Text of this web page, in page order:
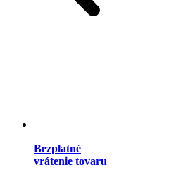
Bezplatné
vrátenie tovaru